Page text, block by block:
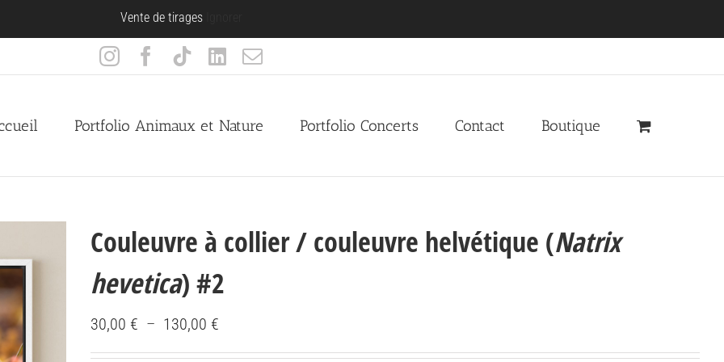
Vente de tirages
InstagramFacebook
TiktokLinkedIn
Email
Portfolio Animaux et Nature Portfolio Concerts Contact Boutique
Couleuvre à collier / couleuvre helvétique (Natrix
hevetica) #2
30,00 € – 130,00 €
de